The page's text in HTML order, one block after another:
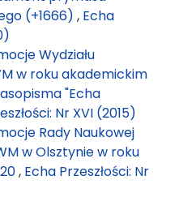
(+1666) , Echa
Wydziału
w roku akademickim
"Echa
Nr XVI (2015)
Rady Naukowej
w Olsztynie w roku
, Echa Przeszłości: Nr